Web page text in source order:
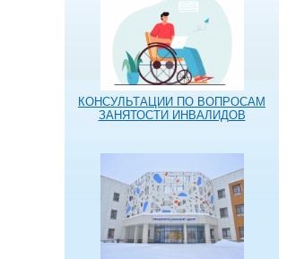
КОНСУЛЬТАЦИИ ПО ВОПРОСАМ
ЗАНЯТОСТИ ИНВАЛИДОВ